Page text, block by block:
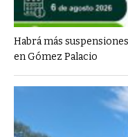
Habrá más
en Gómez Palacio